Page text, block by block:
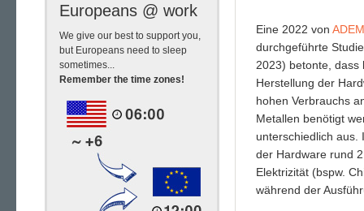
Europeans @ work
We give our best to support you,
but Europeans need to sleep
sometimes...
Remember the time zones!
Eine 2022 von
durchgeführte
2023) betonte, dass
Herstellung der
hohen Verbrauchs
Metallen benötigt
unterschiedlich aus.
der Hardware rund
Elektrizität (bspw.
während der